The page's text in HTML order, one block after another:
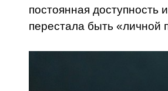
постоянная доступность
перестала быть «личной